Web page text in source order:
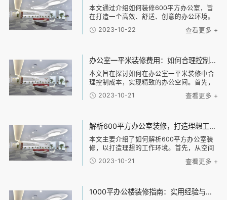
本文通过介绍如何装修600平方办公室，旨
在打造一个高效、舒适、创意的办公环境。
具体包括以下几个方面：合理布局、舒适家
具、科技智能化和独特创意元素。合理布局
2023-10-22 查看更多 +
办公室一平米装修费用：如何合理控制装修成本，实现精致办公空间的经济建设
本文旨在探讨如何在办公室一平米装修中合
理控制成本，实现精致的办公空间。首先，
必须确立经济建设的中心思想。其次，可以
从四个方面入手：定制化设计、材料选择、
2023-10-21 查看更多 +
解析600平方办公室装修，打造理想工作环境的技巧与建议
本文主要介绍了如何解析600平方办公室装
修，以打造理想的工作环境。首先，从空间
布局和功能划分两个方面入手，分析了合理
的办公室布局和不同功能区域的设计建议。
2023-10-21 查看更多 +
1000平办公楼装修指南：实用经验与技巧解密，帮助您打造理想的办公环境！